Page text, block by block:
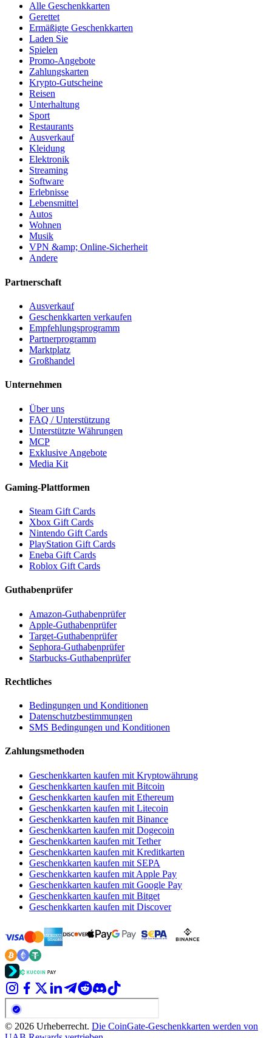
Alle Geschenkkarten
Gerettet
Ermäßigte Geschenkkarten
Laden Sie
Spielen
Promo-Angebote
Zahlungskarten
Krypto-Gutscheine
Reisen
Unterhaltung
Sport
Restaurants
Ausverkauf
Kleidung
Elektronik
Streaming
Software
Erlebnisse
Lebensmittel
Autos
Wohnen
Musik
VPN &amp; Online-Sicherheit
Andere
Partnerschaft
Ausverkauf
Geschenkkarten verkaufen
Empfehlungsprogramm
Partnerprogramm
Marktplatz
Großhandel
Unternehmen
Über uns
FAQ / Unterstützung
Unterstützte Währungen
MCP
Exklusive Angebote
Media Kit
Gaming-Plattformen
Steam Gift Cards
Xbox Gift Cards
Nintendo Gift Cards
PlayStation Gift Cards
Eneba Gift Cards
Roblox Gift Cards
Guthabenprüfer
Amazon-Guthabenprüfer
Apple-Guthabenprüfer
Target-Guthabenprüfer
Sephora-Guthabenprüfer
Starbucks-Guthabenprüfer
Rechtliches
Bedingungen und Konditionen
Datenschutzbestimmungen
SMS Bedingungen und Konditionen
Zahlungsmethoden
Geschenkkarten kaufen mit Kryptowährung
Geschenkkarten kaufen mit Bitcoin
Geschenkkarten kaufen mit Ethereum
Geschenkkarten kaufen mit Litecoin
Geschenkkarten kaufen mit Binance
Geschenkkarten kaufen mit Dogecoin
Geschenkkarten kaufen mit Tether
Geschenkkarten kaufen mit Kreditkarten
Geschenkkarten kaufen mit SEPA
Geschenkkarten kaufen mit Apple Pay
Geschenkkarten kaufen mit Google Pay
Geschenkkarten kaufen mit Bitget
Geschenkkarten kaufen mit Discover
© 2026 Urheberrecht. Die CoinGate-Geschenkkarten werden von